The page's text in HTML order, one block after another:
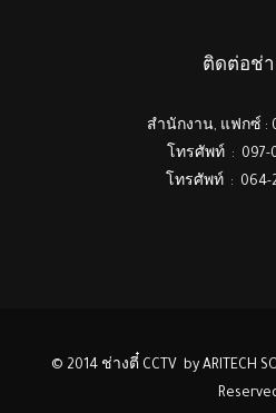
ติดต่อช่า
สำนักงาน, แฟกซ์ :
โทรศัพท์ : 097-
โทรศัพท์ : 064-
© 2014 ช่างตี๋ CCTV by ARITECH